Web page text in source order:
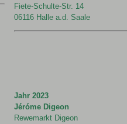
Fiete-Schulte-Str. 14
06116 Halle a.d. Saale
Jahr 2023
Jéróme Digeon
Rewemarkt Digeon